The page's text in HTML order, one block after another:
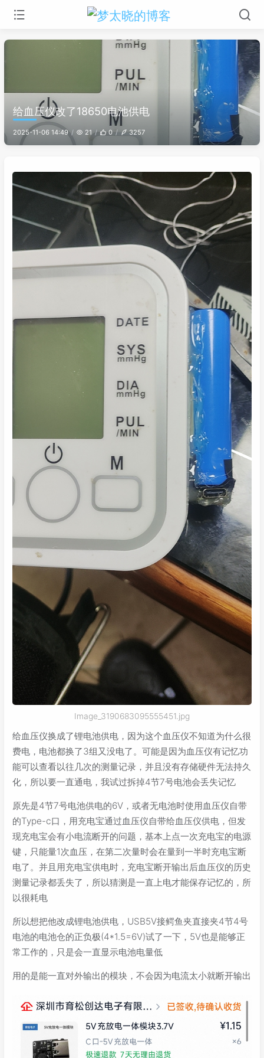
给血压仪改了18650电池供电
2025-11-06 14:49 21 0 3257
Image_3190683095555451.jpg
给血压仪换成了锂电池供电，因为这个血压仪不知道为什么很
费电，电池都换了3组又没电了。可能是因为血压仪有记忆功
能可以查看以往几次的测量记录，并且没有存储硬件无法持久
化，所以要一直通电，我试过拆掉4节7号电池会丢失记忆
原先是4节7号电池供电的6V，或者无电池时使用血压仪自带
的Type-c口，用充电宝通过血压仪自带给血压仪供电，但发
现充电宝会有小电流断开的问题，基本上点一次充电宝的电源
键，只能量1次血压，在第二次量时会在量到一半时充电宝断
电了。并且用充电宝供电时，充电宝断开输出后血压仪的历史
测量记录都丢失了，所以猜测是一直上电才能保存记忆的，所
以很耗电
所以想把他改成锂电池供电，USB5V接鳄鱼夹直接夹4节4号
电池的电池仓的正负极(4*1.5=6V)试了一下，5V也是能够正
常工作的，只是会一直显示电池电量低
用的是能一直对外输出的模块，不会因为电流太小就断开输出